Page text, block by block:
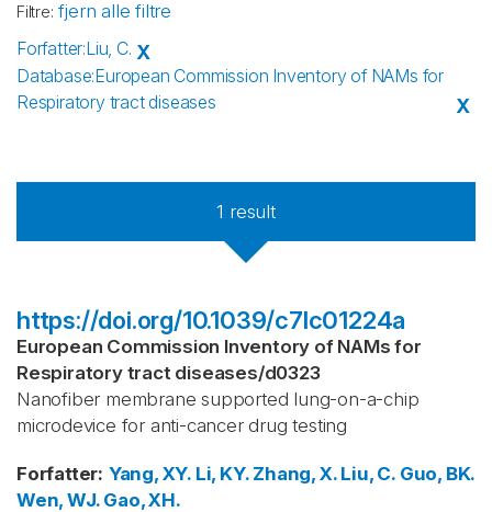
Filtre: fjern alle filtre
Forfatter:Liu, C. X
Database:European Commission Inventory of NAMs for
Respiratory tract diseases
X
1 result
https://doi.org/10.1039/c7lc01224a
European Commission Inventory of NAMs for
Respiratory tract diseases/d0323
Nanofiber membrane supported lung-on-a-chip
microdevice for anti-cancer drug testing
Forfatter: Yang, XY. Li, KY. Zhang, X. Liu, C. Guo, BK.
Wen, WJ. Gao, XH.